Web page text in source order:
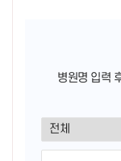
병원명 입력